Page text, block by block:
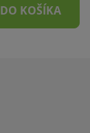
DO KOŠÍKA